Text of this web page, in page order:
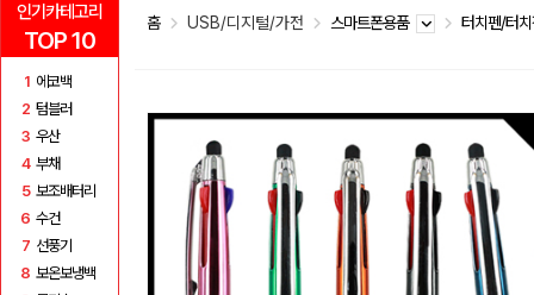
인기카테고리
TOP 10
1 에코백
2 텀블러
3 우산
4 부채
5 보조배터리
6 수건
7 선풍기
8 보온보냉백
홈 USB/디지털/가전 스마트폰용품 터치펜/터